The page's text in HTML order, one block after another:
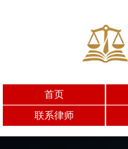
首页
联系律师